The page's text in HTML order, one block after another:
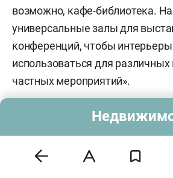
возможно, кафе-библиотека.
универсальные залы для
конференций, чтобы
использоваться для различных
частных мероприятий».
Таким образом, проект
Ушковой в гостиницу с
инициативой, требующей